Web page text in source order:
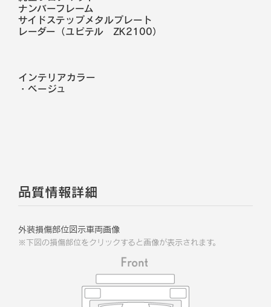
ナンバーフレーム
サイドステップメタルプレート
レーダー（ユピテル ZK2100）
インテリアカラー
・ ベージュ
品質情報詳細
外装損傷部位図示車両画像
※下図の損傷部位をクリックすると画像が表示されます。